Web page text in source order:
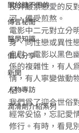
關於糖不甩的
傳言秘聞
醫學知識
個人分享
新聞
人物專訪
潤滑劑介紹系列
投奔嚴禁戀愛的反
河，備受煎熬。
電影中二元對立分
身、同性戀或異性
自慰。電影以黑色
係的複雜性，有人
情，有人寧變做動
侶。
我們為了迎合世俗
經常妥協，忘記愛
修行。有時，看見